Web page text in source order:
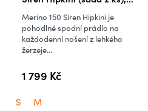
1 799 Kč
Merino 150 Siren Hipkini je
pohodlné spodní prádlo na
každodenní nošení z lehkého
žerzeje...
S M